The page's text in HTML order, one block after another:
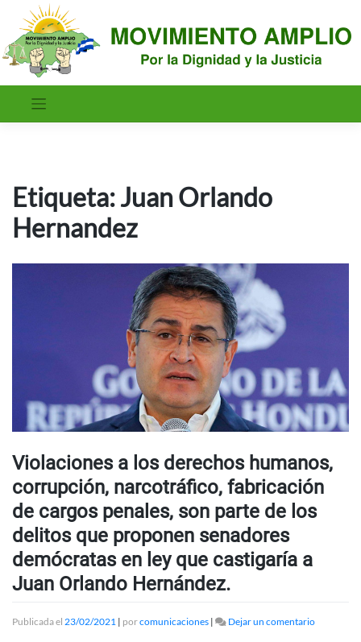
contenido
Etiqueta:Juan Orlando
Hernandez
Violaciones a los derechos humanos,
corrupción, narcotráfico, fabricación
de cargos penales, son parte de los
delitos que proponen senadores
demócratas en ley que castigaría a
Juan Orlando Hernández.
Publicada el 23/02/2021 | porcomunicaciones | Dejar un comentarioen